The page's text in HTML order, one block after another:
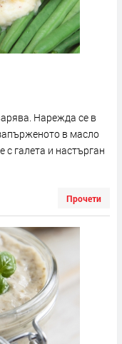
Нарежда се в
в масло
галета и настърган
Прочети